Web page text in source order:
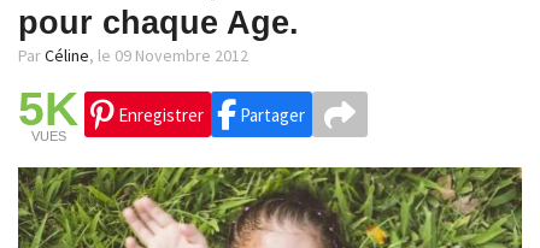
pour chaque Age.
ParCéline, le 09 Novembre 2012
5K
VUES
Enregistrer Partager